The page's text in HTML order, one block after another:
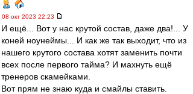
08 окт 2023 22:23
И ещё... Вот у нас крутой состав, даже два!... У
коней ноунеймы... И как же так выходит, что из
нашего крутого состава хотят заменить почти
всех после первого тайма? И махнуть ещё
тренеров скамейками.
Вот прям не знаю куда и смайлы ставить.